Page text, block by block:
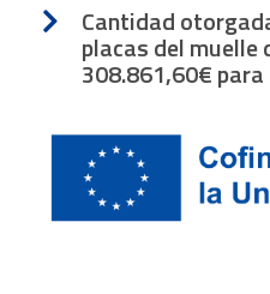
Cantidad
placas del muelle
308.861,60€